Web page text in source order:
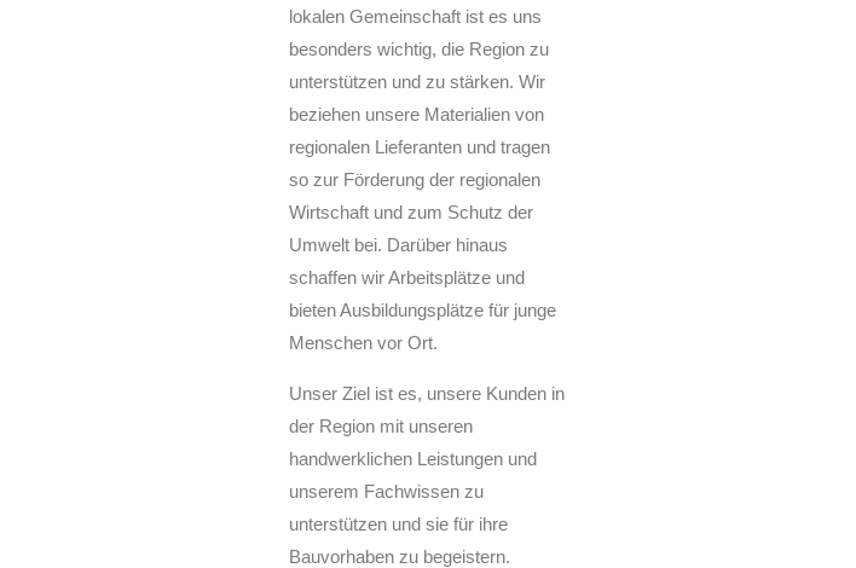
lokalen Gemeinschaft ist es uns
besonders wichtig, die Region zu
unterstützen und zu stärken. Wir
beziehen unsere Materialien von
regionalen Lieferanten und tragen
so zur Förderung der regionalen
Wirtschaft und zum Schutz der
Umwelt bei. Darüber hinaus
schaffen wir Arbeitsplätze und
bieten Ausbildungsplätze für junge
Menschen vor Ort.
Unser Ziel ist es, unsere Kunden in
der Region mit unseren
handwerklichen Leistungen und
unserem Fachwissen zu
unterstützen und sie für ihre
Bauvorhaben zu begeistern.